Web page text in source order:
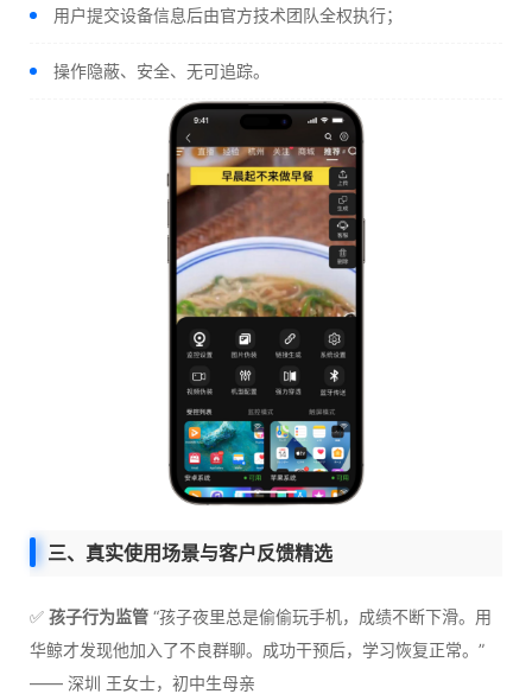
用户提交设备信息后由官方技术团队全权执行；
操作隐蔽、安全、无可追踪。
三、真实使用场景与客户反馈精选
✅ 孩子行为监管 “孩子夜里总是偷偷玩手机，成绩不断下滑。用
华鲸才发现他加入了不良群聊。成功干预后，学习恢复正常。”
—— 深圳 王女士，初中生母亲